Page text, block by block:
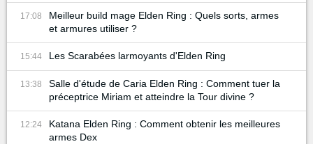
17:08
Meilleur build mage Elden Ring : Quels sorts, armes
et armures utiliser ?
15:44 Les Scarabées larmoyants d'Elden Ring
13:38
Salle d'étude de Caria Elden Ring : Comment tuer la
préceptrice Miriam et atteindre la Tour divine ?
12:24
Katana Elden Ring : Comment obtenir les meilleures
armes Dex